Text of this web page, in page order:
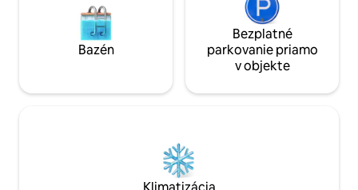
Bazén
Bezplatné
parkovanie priamo
v objekte